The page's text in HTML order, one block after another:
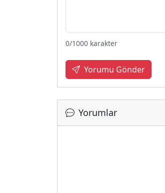
0/1000 karakter
Yorumu Gönder
Yorumlar